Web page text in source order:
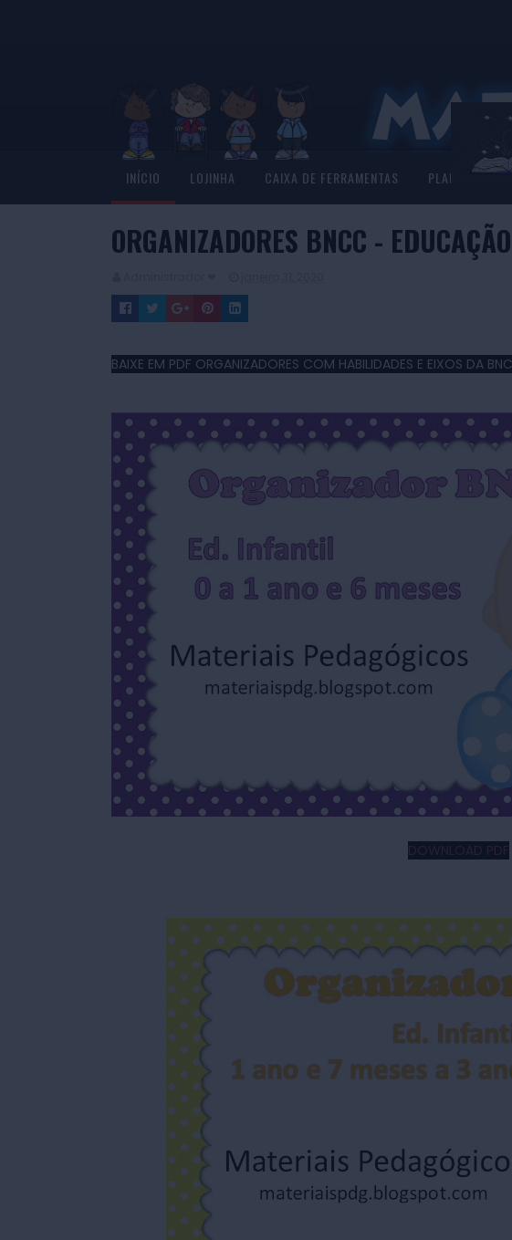
INÍCIO LOJINHA CAIXA DE FERRAMENTAS PLANNER 2026
ORGANIZADORES BNCC -
BAIXE EM PDF ORGANIZADORES COM HABILIDADES E EIXOS DA
DOWNLOAD PDF